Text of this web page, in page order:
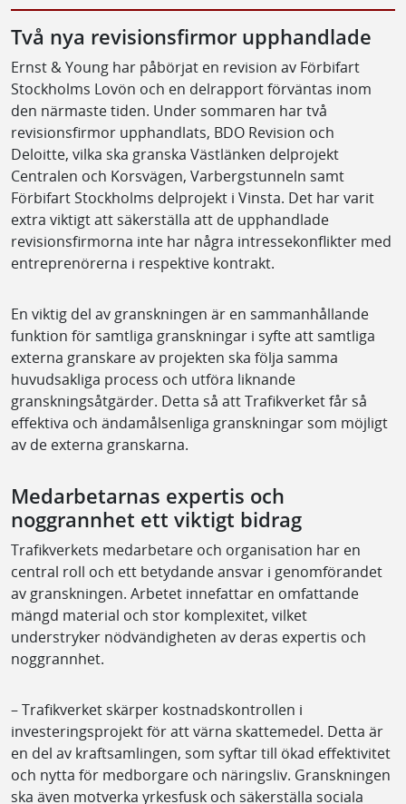
Två nya revisionsfirmor upphandlade
Ernst & Young har påbörjat en revision av Förbifart
Stockholms Lovön och en delrapport förväntas inom
den närmaste tiden. Under sommaren har två
revisionsfirmor upphandlats, BDO Revision och
Deloitte, vilka ska granska Västlänken delprojekt
Centralen och Korsvägen, Varbergstunneln samt
Förbifart Stockholms delprojekt i Vinsta. Det har varit
extra viktigt att säkerställa att de upphandlade
revisionsfirmorna inte har några intressekonflikter med
entreprenörerna i respektive kontrakt.
En viktig del av granskningen är en sammanhållande
funktion för samtliga granskningar i syfte att samtliga
externa granskare av projekten ska följa samma
huvudsakliga process och utföra liknande
granskningsåtgärder. Detta så att Trafikverket får så
effektiva och ändamålsenliga granskningar som möjligt
av de externa granskarna.
Medarbetarnas expertis och
noggrannhet ett viktigt bidrag
Trafikverkets medarbetare och organisation har en
central roll och ett betydande ansvar i genomförandet
av granskningen. Arbetet innefattar en omfattande
mängd material och stor komplexitet, vilket
understryker nödvändigheten av deras expertis och
noggrannhet.
– Trafikverket skärper kostnadskontrollen i
investeringsprojekt för att värna skattemedel. Detta är
en del av kraftsamlingen, som syftar till ökad effektivitet
och nytta för medborgare och näringsliv. Granskningen
ska även motverka yrkesfusk och säkerställa sociala